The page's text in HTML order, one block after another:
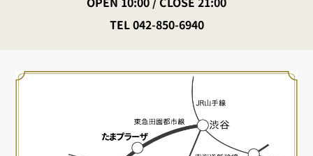
TEL 042-850-6940